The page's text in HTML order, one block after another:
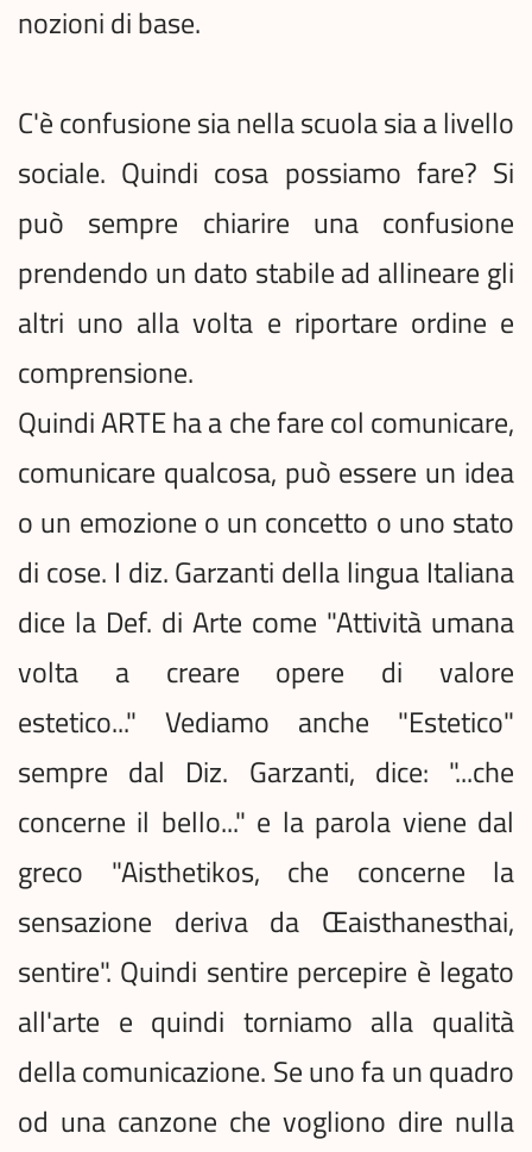
nozioni di base.
C'è confusione sia nella scuola sia a livello
sociale. Quindi cosa possiamo fare? Si
può sempre chiarire una confusione
prendendo un dato stabile ad allineare gli
altri uno alla volta e riportare ordine e
comprensione.
Quindi ARTE ha a che fare col comunicare,
comunicare qualcosa, può essere un idea
o un emozione o un concetto o uno stato
di cose. I diz. Garzanti della lingua Italiana
dice la Def. di Arte come "Attività umana
volta a creare opere di valore
estetico..." Vediamo anche "Estetico"
sempre dal Diz. Garzanti, dice: "...che
concerne il bello..." e la parola viene dal
greco "Aisthetikos, che concerne la
sensazione deriva da Œaisthanesthai,
sentire". Quindi sentire percepire è legato
all'arte e quindi torniamo alla qualità
della comunicazione. Se uno fa un quadro
od una canzone che vogliono dire nulla